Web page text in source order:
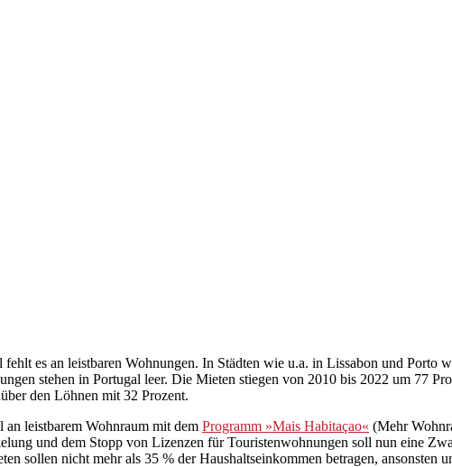
es an leistbaren Wohnungen. In Städten wie u.a. in Lissabon und Porto
stehen in Portugal leer. Die Mieten stiegen von 2010 bis 2022 um 77
den Löhnen mit 32 Prozent.
an leistbarem Wohnraum mit dem Programm »Mais Habitaçao« (Mehr
und dem Stopp von Lizenzen für Touristenwohnungen soll nun eine
sollen nicht mehr als 35 % der Haushaltseinkommen betragen, ansonsten